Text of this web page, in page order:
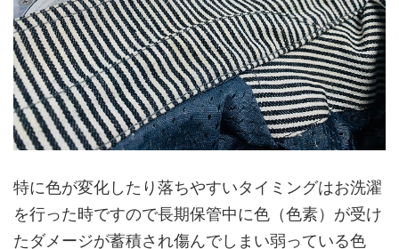
特に色が変化したり落ちやすいタイミングはお洗濯
を行った時ですので長期保管中に色（色素）が受け
たダメージが蓄積され傷んでしまい弱っている色